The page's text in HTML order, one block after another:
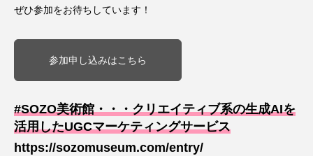
ぜひ参加をお待ちしています！
参加申し込みはこちら
#SOZO美術館・・・クリエイティブ系の生成AIを
活用したUGCマーケティングサービス
https://sozomuseum.com/entry/